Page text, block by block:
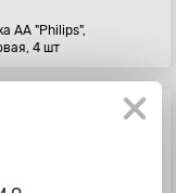
AA "Philips",
4 шт